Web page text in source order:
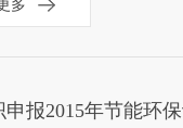
多
申报2015年节能环